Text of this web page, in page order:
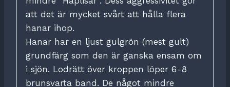
att det är mycket svårt att hålla flera
hanar ihop.
Hanar har en ljust gulgrön (mest gult)
grundfärg som den är ganska ensam om
i sjön. Lodrätt över kroppen löper 6-8
brunsvarta band. De något mindre